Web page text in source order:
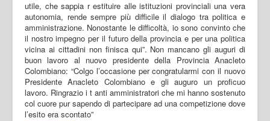
utile, che sappia r estituire alle istituzioni provinciali una vera
autonomia, rende sempre più difficile il dialogo tra politica e
amministrazione. Nonostante le difficoltà, io sono convinto che
il nostro impegno per il futuro della provincia e per una politica
vicina ai cittadini non finisca qui”. Non mancano gli auguri di
buon lavoro al nuovo presidente della Provincia Anacleto
Colombiano: “Colgo l’occasione per congratularmi con il nuovo
Presidente Anacleto Colombiano e gli auguro un proficuo
lavoro. Ringrazio i t anti amministratori che mi hanno sostenuto
col cuore pur sapendo di partecipare ad una competizione dove
l’esito era scontato”